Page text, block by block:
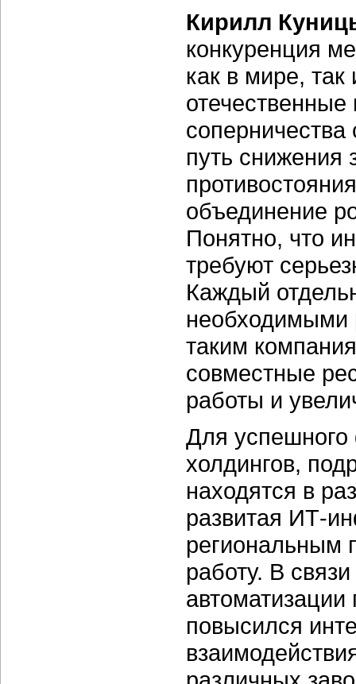
Кирилл
конкуренция
как в мире,
путь снижения
объединение
Понятно, что
требуют
Каждый
необходимыми
таким
совместные
работы и
Для
холдингов,
находятся в
развитая ИТ-
региональным
работу. В
повысился